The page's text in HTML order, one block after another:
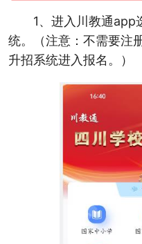
1、进入川教通app
统。（注意：不需要注
升招系统进入报名。）